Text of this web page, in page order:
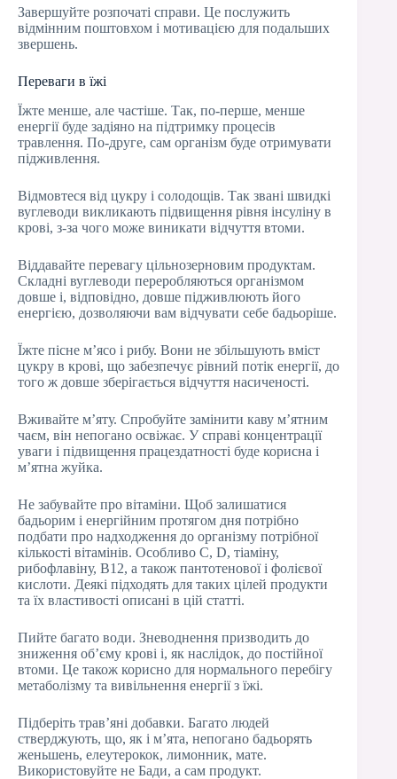
Завершуйте розпочаті справи. Це послужить
відмінним поштовхом і мотивацією для подальших
звершень.
Переваги в їжі
Їжте менше, але частіше. Так, по-перше, менше
енергії буде задіяно на підтримку процесів
травлення. По-друге, сам організм буде отримувати
підживлення.
Відмовтеся від цукру і солодощів. Так звані швидкі
вуглеводи викликають підвищення рівня інсуліну в
крові, з-за чого може виникати відчуття втоми.
Віддавайте перевагу цільнозерновим продуктам.
Складні вуглеводи переробляються організмом
довше і, відповідно, довше підживлюють його
енергією, дозволяючи вам відчувати себе бадьоріше.
Їжте пісне м’ясо і рибу. Вони не збільшують вміст
цукру в крові, що забезпечує рівний потік енергії, до
того ж довше зберігається відчуття насиченості.
Вживайте м’яту. Спробуйте замінити каву м’ятним
чаєм, він непогано освіжає. У справі концентрації
уваги і підвищення працездатності буде корисна і
м’ятна жуйка.
Не забувайте про вітаміни. Щоб залишатися
бадьорим і енергійним протягом дня потрібно
подбати про надходження до організму потрібної
кількості вітамінів. Особливо С, D, тіаміну,
рибофлавіну, В12, а також пантотенової і фолієвої
кислоти. Деякі підходять для таких цілей продукти
та їх властивості описані в цій статті.
Пийте багато води. Зневоднення призводить до
зниження об’єму крові і, як наслідок, до постійної
втоми. Це також корисно для нормального перебігу
метаболізму та вивільнення енергії з їжі.
Підберіть трав’яні добавки. Багато людей
стверджують, що, як і м’ята, непогано бадьорять
женьшень, елеутерокок, лимонник, мате.
Використовуйте не Бади, а сам продукт.